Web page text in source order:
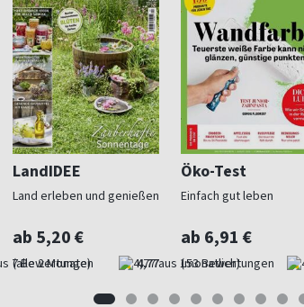
LandIDEE
Land erleben und genießen
ab 5,20 €
(alle 2 Monate) 4,77
Öko-Test
Einfach gut leben
ab 6,91 €
(monatlich)